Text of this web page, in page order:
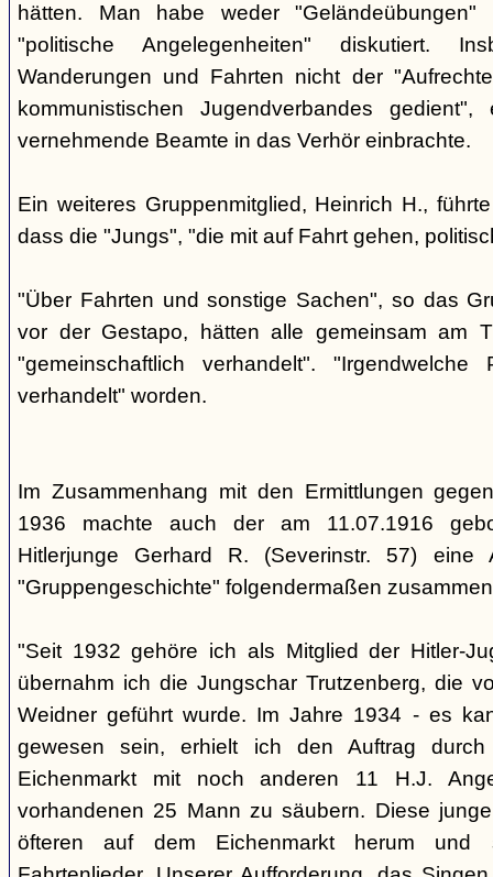
hätten. Man habe weder "Geländeübungen"
"politische Angelegenheiten" diskutiert.
Wanderungen und Fahrten nicht der
kommunistischen Jugendverbandes
vernehmende Beamte in das Verhör einbrachte.
Ein weiteres Gruppenmitglied, Heinrich H.,
dass die "Jungs", "die mit auf Fahrt gehen,
"Über Fahrten und sonstige Sachen", so das
vor der Gestapo, hätten alle gemeinsam am
"gemeinschaftlich verhandelt".
verhandelt" worden.
Im Zusammenhang mit den Ermittlungen
1936 machte auch der am 11.07.1916
Hitlerjunge Gerhard R. (Severinstr. 57)
"Gruppengeschichte" folgendermaßen
"Seit 1932 gehöre ich als Mitglied der Hitler-
übernahm ich die Jungschar Trutzenberg, die
Weidner geführt wurde. Im Jahre 1934 - es
gewesen sein, erhielt ich den Auftrag
Eichenmarkt mit noch anderen 11 H.J.
vorhandenen 25 Mann zu säubern. Diese
öfteren auf dem Eichenmarkt herum und